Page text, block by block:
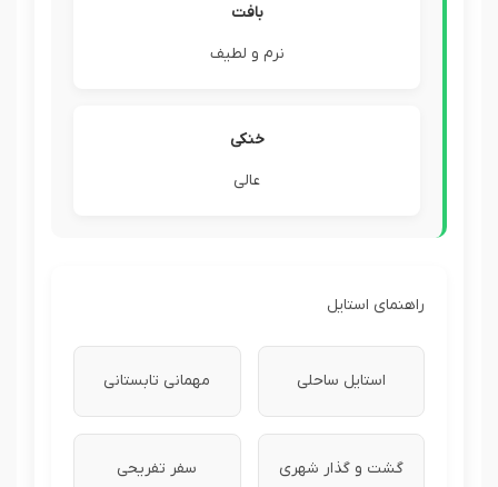
بافت
نرم و لطیف
خنکی
عالی
راهنمای استایل
استایل ساحلی مهمانی تابستانی
گشت و گذار شهری سفر تفریحی